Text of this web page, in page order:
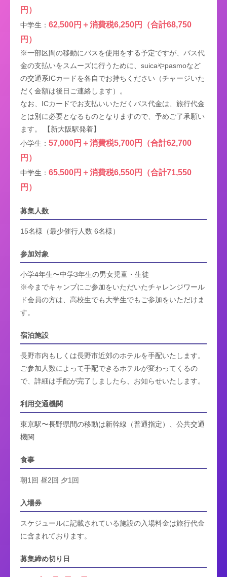
円）
中学生： 62,500円＋消費税6,250円（合計68,750
円）
※一部区間の移動にバスを使用をする予定ですが、バス代
金の支払いをスムーズに行うために、suicaやpasmoなど
の交通系ICカードを各自でお持ちください（チャージいた
だく金額は後日ご連絡します）。
なお、ICカードでお支払いいただくバス代金は、旅行代金
とは別に必要となるものとなりますので、予めご了承願い
ます。 【新大阪駅発着】
小学生： 57,000円＋消費税5,700円（合計62,700
円）
中学生： 65,500円＋消費税6,550円（合計71,550
円）
募集人数
15名様（最少催行人数 6名様）
参加対象
小学4年生〜中学3年生の男女児童・生徒
※今までキャンプにご参加をいただいたチャレンジワール
ド会員の方は、高校生でも大学生でもご参加をいただけま
す。
宿泊施設
長野市内もしくは長野市近郊のホテルを手配いたします。
ご参加人数によって手配できるホテルが変わってくるの
で、詳細は手配が完了しましたら、お知らせいたします。
利用交通機関
東京駅〜長野県間の移動は新幹線（普通指定）、公共交通
機関
食事
朝1回 昼2回 夕1回
入場券
スケジュールに記載されている施設の入場料金は旅行代金
に含まれております。
募集締め切り日